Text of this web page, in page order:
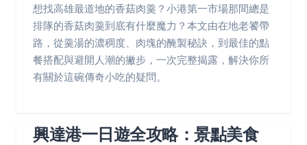
想找高雄最道地的香菇肉羹？小港第一市場那間總是
排隊的香菇肉羹到底有什麼魔力？本文由在地老饕帶
路，從羹湯的濃稠度、肉塊的醃製秘訣，到最佳的點
餐搭配與避開人潮的撇步，一次完整揭露，解決你所
有關於這碗傳奇小吃的疑問。
興達港一日遊全攻略：景點美食